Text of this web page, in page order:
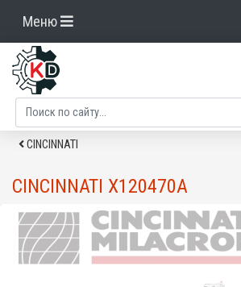
Меню
CINCINNATI
CINCINNATI X120470A